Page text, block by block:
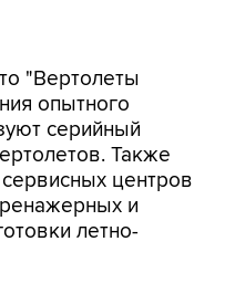
серийный
Также
центров
и
летно-
вертолеты